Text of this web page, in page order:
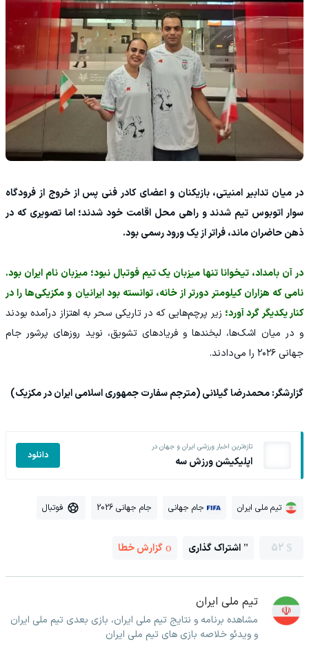
در میان تدابیر امنیتی، بازیکنان و اعضای کادر فنی پس از خروج از فرودگاه
سوار اتوبوس تیم شدند و راهی محل اقامت خود شدند؛ اما تصویری که در
ذهن حاضران ماند، فراتر از یک ورود رسمی بود.
در آن بامداد، تیخوانا تنها میزبان یک تیم فوتبال نبود؛ میزبان نام ایران بود.
نامی که هزاران کیلومتر دورتر از خانه، توانسته بود ایرانیان و مکزیکی‌ها را در
کنار یکدیگر گرد آورد؛ زیر پرچم‌هایی که در تاریکی سحر به اهتزاز درآمده بودند
و در میان اشک‌ها، لبخندها و فریادهای تشویق، نوید روزهای پرشور جام
جهانی ۲۰۲۶ را می‌دادند.
گزارشگر: محمدرضا گیلانی (مترجم سفارت جمهوری اسلامی ایران در مکزیک)
تازه‌ترین اخبار ورزشی ایران و جهان در
اپلیکیشن ورزش سه دانلود
تیم ملی ایران جام جهانی جام جهانی 2026 فوتبال
52 اشتراک گذاری گزارش خطا
تیم ملی ایران
مشاهده برنامه و نتایج تیم ملی ایران، بازی بعدی تیم ملی ایران
و ویدئو خلاصه بازی های تیم ملی ایران